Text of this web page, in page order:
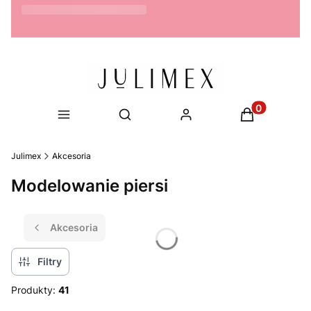
Otwórz wyszukiwarkęProdukty w
Julimex Akcesoria
Modelowanie piersi
Akcesoria
Filtry
Produkty: 41